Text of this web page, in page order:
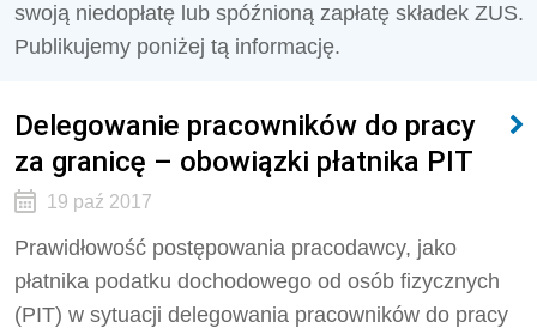
swoją niedopłatę lub spóźnioną zapłatę składek ZUS.
Publikujemy poniżej tą informację.
Delegowanie pracowników do pracy
za granicę – obowiązki płatnika PIT
19 paź 2017
Prawidłowość postępowania pracodawcy, jako
płatnika podatku dochodowego od osób fizycznych
(PIT) w sytuacji delegowania pracowników do pracy